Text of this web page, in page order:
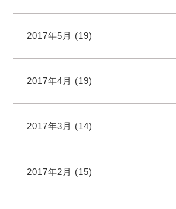
2017年5月 (19)
2017年4月 (19)
2017年3月 (14)
2017年2月 (15)